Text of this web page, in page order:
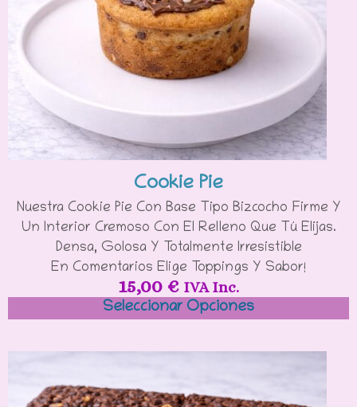
Cookie Pie
Nuestra Cookie Pie Con Base Tipo Bizcocho Firme Y
Un Interior Cremoso Con El Relleno Que Tú Elijas.
Densa, Golosa Y Totalmente Irresistible
En Comentarios Elige Toppings Y Sabor!
15,00 € IVA Inc.
Seleccionar Opciones